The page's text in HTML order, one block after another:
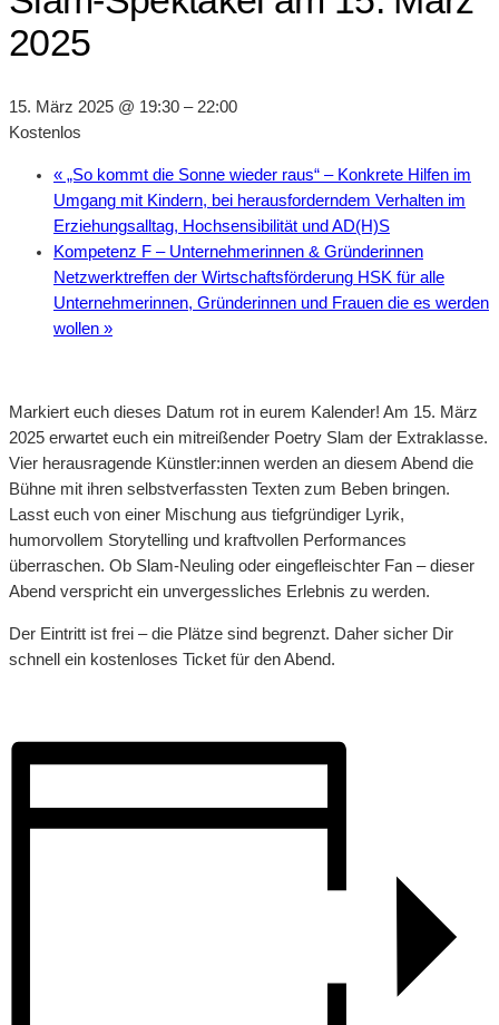
2025
15. März 2025 @ 19:30 –22:00
Kostenlos
« „So kommt die Sonne wieder raus“ – Konkrete Hilfen im
Umgang mit Kindern, bei herausforderndem Verhalten im
Erziehungsalltag, Hochsensibilität und AD(H)S
Kompetenz F – Unternehmerinnen & Gründerinnen
Netzwerktreffen der Wirtschaftsförderung HSK für alle
Unternehmerinnen, Gründerinnen und Frauen die es werden
wollen »
Markiert euch dieses Datum rot in eurem Kalender! Am 15. März
2025 erwartet euch ein mitreißender Poetry Slam der Extraklasse.
Vier herausragende Künstler:innen werden an diesem Abend die
Bühne mit ihren selbstverfassten Texten zum Beben bringen.
Lasst euch von einer Mischung aus tiefgründiger Lyrik,
humorvollem Storytelling und kraftvollen Performances
überraschen. Ob Slam-Neuling oder eingefleischter Fan – dieser
Abend verspricht ein unvergessliches Erlebnis zu werden.
Der Eintritt ist frei – die Plätze sind begrenzt. Daher sicher Dir
schnell ein kostenloses Ticket für den Abend.